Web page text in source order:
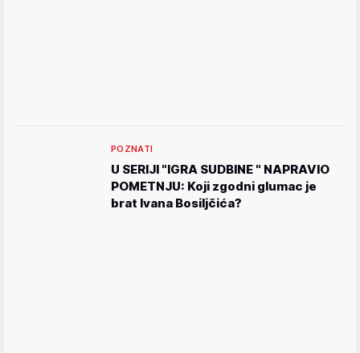
POZNATI
U SERIJI "IGRA SUDBINE " NAPRAVIO
POMETNJU: Koji zgodni glumac je
brat Ivana Bosiljčića?